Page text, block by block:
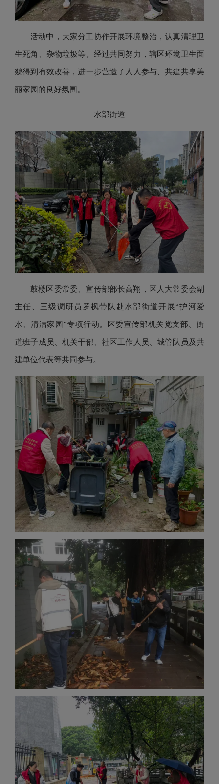
活动中，大家分工协作开展环境整治，认真清理卫
生死角、杂物垃圾等。经过共同努力，辖区环境卫生面
貌得到有效改善，进一步营造了人人参与、共建共享美
丽家园的良好氛围。
水部街道
鼓楼区委常委、宣传部部长高翔，区人大常委会副
主任、三级调研员罗枫带队赴水部街道开展“护河爱
水、清洁家园”专项行动。区委宣传部机关党支部、街
道班子成员、机关干部、社区工作人员、城管队员及共
建单位代表等共同参与。